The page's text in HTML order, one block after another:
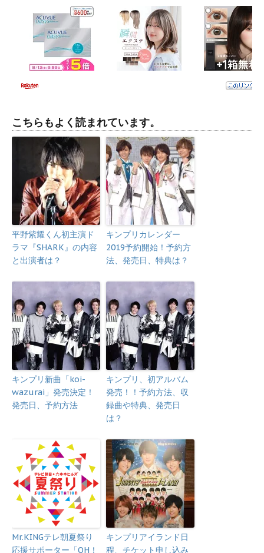
こちらもよく読まれています。
平野紫耀くん初主演ド
ラマ『SHARK』の内容
と出演者は？
キンプリカレンダー
2019予約開始！予約方
法、発売日、特典は？
キンプリ新曲「koi-
wazurai」発売決定！
発売日、予約方法
キンプリ、初アルバム
発売！！予約方法、収
録曲や特典、発売日
は？
Mr.KINGテレ朝夏祭り
応援サポーター「OH！
キンプリアイランド日
程、チケット申し込み